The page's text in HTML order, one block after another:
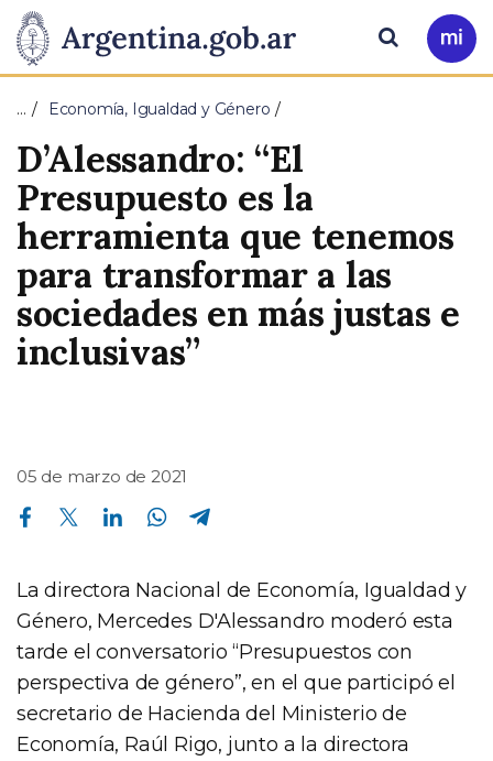
Presidencia
de
la
Nación
Pasar al contenido principal
Ir
a
Buscar
… Economía, Igualdad y Género
D’Alessandro: “El
Presupuesto es la
herramienta que tenemos
para transformar a las
sociedades en más justas e
inclusivas”
05 de marzo de 2021
Compartir en Facebook Compartir en Twitter Compartir en Linkedin Compartir en Whatsapp
La directora Nacional de Economía, Igualdad y
Género, Mercedes D'Alessandro moderó esta
tarde el conversatorio “Presupuestos con
perspectiva de género”, en el que participó el
secretario de Hacienda del Ministerio de
Economía, Raúl Rigo, junto a la directora